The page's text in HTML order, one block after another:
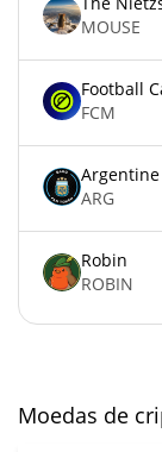
MOUSE
FCM
ARG
Robin
ROBIN
Moedas de